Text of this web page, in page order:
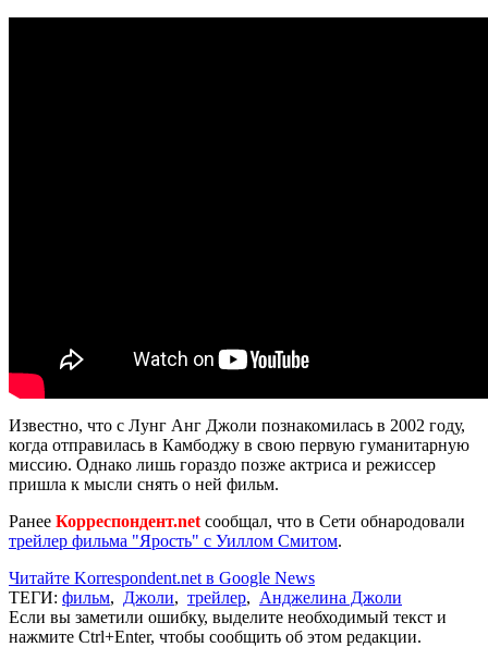
Известно, что с Лунг Анг Джоли познакомилась в 2002 году,
когда отправилась в Камбоджу в свою первую гуманитарную
миссию. Однако лишь гораздо позже актриса и режиссер
пришла к мысли снять о ней фильм.
Ранее Корреспондент.net сообщал, что в Сети обнародовали
трейлер фильма "Ярость" с Уиллом Смитом.
Читайте Korrespondent.net в Google News
ТЕГИ: фильм, Джоли, трейлер, Анджелина Джоли
Если вы заметили ошибку, выделите необходимый текст и
нажмите Ctrl+Enter, чтобы сообщить об этом редакции.